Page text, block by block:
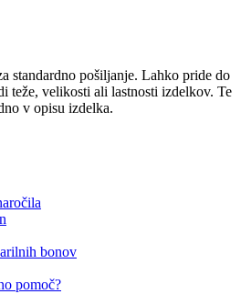
standardno pošiljanje. Lahko pride do
teže, velikosti ali lastnosti izdelkov. Te
v opisu izdelka.
bonov
pomoč?